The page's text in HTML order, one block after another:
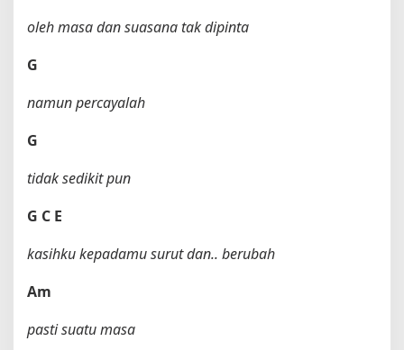
oleh masa dan suasana tak dipinta
G
namun percayalah
G
tidak sedikit pun
G C E
kasihku kepadamu surut dan.. berubah
Am
pasti suatu masa